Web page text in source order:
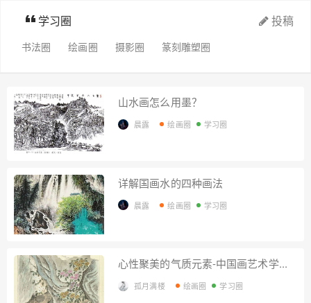
学习圈
书法圈 绘画圈 摄影圈 篆刻雕塑圈
投稿
山水画怎么用墨？
晨露 绘画圈 学习圈
详解国画水的四种画法
晨露 绘画圈 学习圈
心性聚美的气质元素-中国画艺术学...
孤月满楼 绘画圈 学习圈